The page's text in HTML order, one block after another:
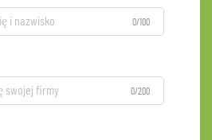
0/100
0/200